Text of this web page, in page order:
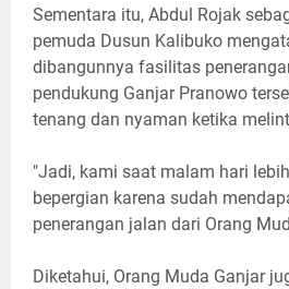
Sementara itu, Abdul Rojak
pemuda Dusun Kalibuko
dibangunnya fasilitas
pendukung Ganjar Pranowo
tenang dan nyaman ketika
"Jadi, kami saat malam hari
bepergian karena sudah
penerangan jalan dari Orang
Diketahui, Orang Muda Ganjar